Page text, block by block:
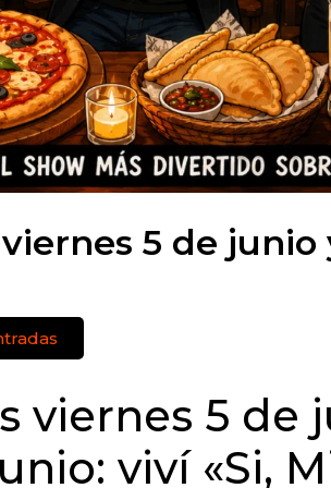
5 de junio
viernes 5 de
viví «Si,